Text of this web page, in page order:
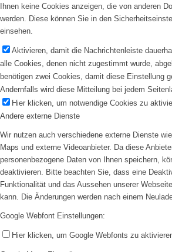
Ihnen keine Cookies anzeigen, die von anderen
werden. Diese können Sie in den
einsehen.
Aktivieren, damit die Nachrichtenleiste
alle Cookies, denen nicht zugestimmt wurde,
benötigen zwei Cookies, damit diese Einstellung
Andernfalls wird diese Mitteilung bei jedem
Hier klicken, um notwendige Cookies zu
Andere externe Dienste
Wir nutzen auch verschiedene externe Dienste
Maps und externe Videoanbieter. Da diese
personenbezogene Daten von Ihnen speichern,
deaktivieren. Bitte beachten Sie, dass eine
Funktionalität und das Aussehen unserer
kann. Die Änderungen werden nach einem
Google Webfont Einstellungen:
Hier klicken, um Google Webfonts zu